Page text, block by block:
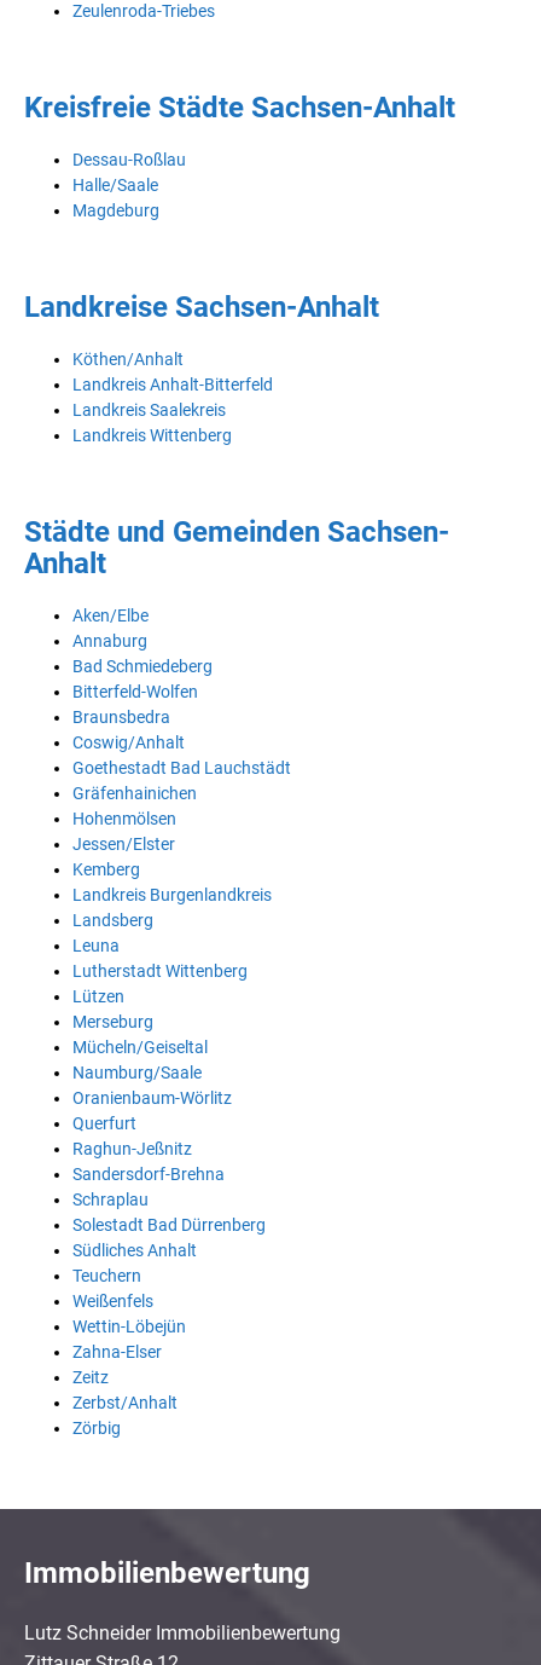
Zeulenroda-Triebes
Kreisfreie Städte Sachsen-Anhalt
Dessau-Roßlau
Halle/Saale
Magdeburg
Landkreise Sachsen-Anhalt
Köthen/Anhalt
Landkreis Anhalt-Bitterfeld
Landkreis Saalekreis
Landkreis Wittenberg
Städte und Gemeinden Sachsen-
Anhalt
Aken/Elbe
Annaburg
Bad Schmiedeberg
Bitterfeld-Wolfen
Braunsbedra
Coswig/Anhalt
Goethestadt Bad Lauchstädt
Gräfenhainichen
Hohenmölsen
Jessen/Elster
Kemberg
Landkreis Burgenlandkreis
Landsberg
Leuna
Lutherstadt Wittenberg
Lützen
Merseburg
Mücheln/Geiseltal
Naumburg/Saale
Oranienbaum-Wörlitz
Querfurt
Raghun-Jeßnitz
Sandersdorf-Brehna
Schraplau
Solestadt Bad Dürrenberg
Südliches Anhalt
Teuchern
Weißenfels
Wettin-Löbejün
Zahna-Elser
Zeitz
Zerbst/Anhalt
Zörbig
Immobilienbewertung
Lutz Schneider Immobilienbewertung